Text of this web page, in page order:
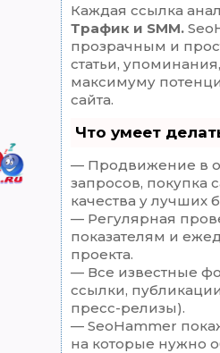
Каждая ссылка
Трафик и SMM.
прозрачным и
статьи,
максимуму
сайта.
Что умеет
— Продвижение в
запросов, покупка
качества у лучших
— Регулярная
показателям и
проекта.
— Все известные
ссылки,
пресс-релизы).
— SeoHammer
на которые нужно